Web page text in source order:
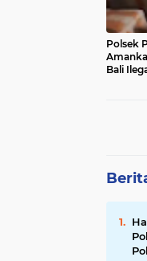
Polsek
Bali